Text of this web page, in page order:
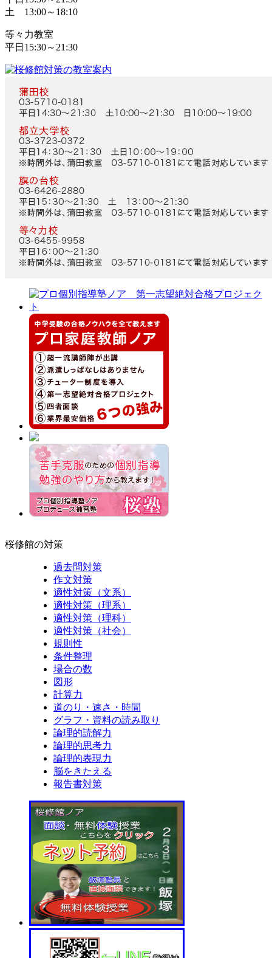
土 13:00～18:10
等々力教室
平日15:30～21:30
桜修館の対策
過去問対策
作文対策
適性対策（文系）
適性対策（理系）
適性対策（理科）
適性対策（社会）
規則性
条件整理
場合の数
図形
計算力
道のり・速さ・時間
グラフ・資料の読み取り
論理的読解力
論理的思考力
論理的表現力
脳をきたえる
報告書対策